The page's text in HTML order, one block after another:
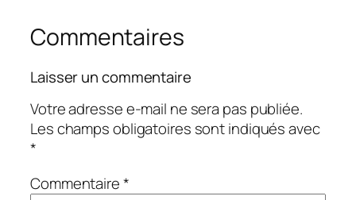
Commentaires
Laisser un commentaire
Votre adresse e-mail ne sera pas publiée.
Les champs obligatoires sont indiqués avec
*
Commentaire*